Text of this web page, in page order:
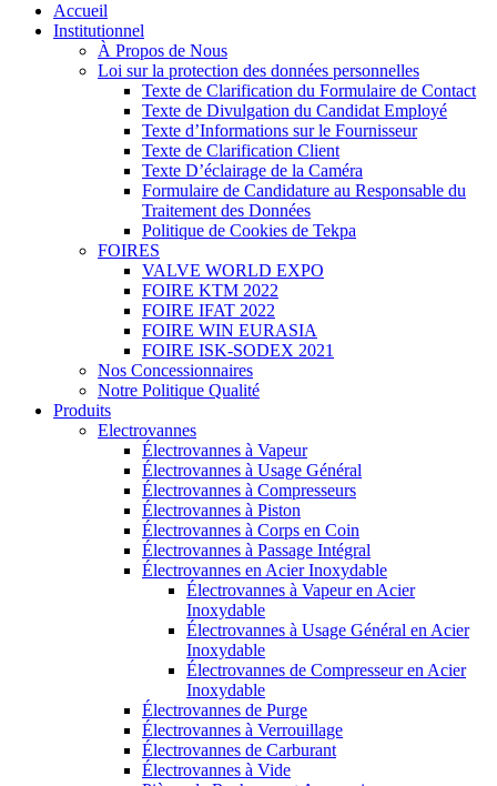
Accueil
Institutionnel
À Propos de Nous
Loi sur la protection des données personnelles
Texte de Clarification du Formulaire de Contact
Texte de Divulgation du Candidat Employé
Texte d’Informations sur le Fournisseur
Texte de Clarification Client
Texte D’éclairage de la Caméra
Formulaire de Candidature au Responsable du
Traitement des Données
Politique de Cookies de Tekpa
FOIRES
VALVE WORLD EXPO
FOIRE KTM 2022
FOIRE IFAT 2022
FOIRE WIN EURASIA
FOIRE ISK-SODEX 2021
Nos Concessionnaires
Notre Politique Qualité
Produits
Electrovannes
Électrovannes à Vapeur
Électrovannes à Usage Général
Électrovannes à Compresseurs
Électrovannes à Piston
Électrovannes à Corps en Coin
Électrovannes à Passage Intégral
Électrovannes en Acier Inoxydable
Électrovannes à Vapeur en Acier
Inoxydable
Électrovannes à Usage Général en Acier
Inoxydable
Électrovannes de Compresseur en Acier
Inoxydable
Électrovannes de Purge
Électrovannes à Verrouillage
Électrovannes de Carburant
Électrovannes à Vide